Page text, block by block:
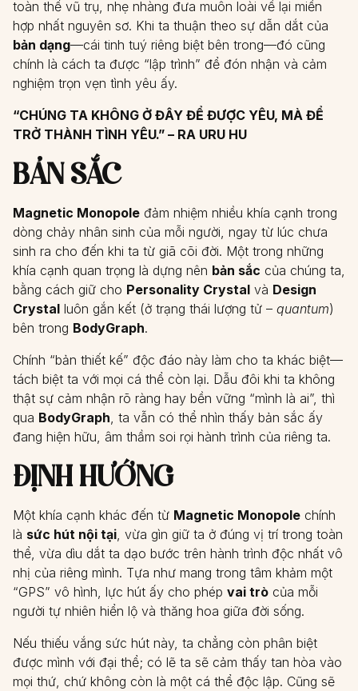
toàn thể vũ trụ, nhẹ nhàng đưa muôn loài về lại miền
hợp nhất nguyên sơ. Khi ta thuận theo sự dẫn dắt của
bản dạng—cái tinh tuý riêng biệt bên trong—đó cũng
chính là cách ta được “lập trình” để đón nhận và cảm
nghiệm trọn vẹn tình yêu ấy.
“CHÚNG TA KHÔNG Ở ĐÂY ĐỂ ĐƯỢC YÊU, MÀ ĐỂ
TRỞ THÀNH TÌNH YÊU.” – RA URU HU
BẢN SẮC
Magnetic Monopole đảm nhiệm nhiều khía cạnh trong
dòng chảy nhân sinh của mỗi người, ngay từ lúc chưa
sinh ra cho đến khi ta từ giã cõi đời. Một trong những
khía cạnh quan trọng là dựng nên bản sắc của chúng ta,
bằng cách giữ cho Personality Crystal và Design
Crystal luôn gắn kết (ở trạng thái lượng tử – quantum)
bên trong BodyGraph.
Chính “bản thiết kế” độc đáo này làm cho ta khác biệt—
tách biệt ta với mọi cá thể còn lại. Dẫu đôi khi ta không
thật sự cảm nhận rõ ràng hay bền vững “mình là ai”, thì
qua BodyGraph , ta vẫn có thể nhìn thấy bản sắc ấy
đang hiện hữu, âm thầm soi rọi hành trình của riêng ta.
ĐỊNH HƯỚNG
Một khía cạnh khác đến từ Magnetic Monopole chính
là sức hút nội tại , vừa gìn giữ ta ở đúng vị trí trong toàn
thể, vừa dìu dắt ta dạo bước trên hành trình độc nhất vô
nhị của riêng mình. Tựa như mang trong tâm khảm một
“GPS” vô hình, lực hút ấy cho phép vai trò của mỗi
người tự nhiên hiển lộ và thăng hoa giữa đời sống.
Nếu thiếu vắng sức hút này, ta chẳng còn phân biệt
được mình với đại thể; có lẽ ta sẽ cảm thấy tan hòa vào
mọi thứ, chứ không còn là một cá thể độc lập. Cũng sẽ